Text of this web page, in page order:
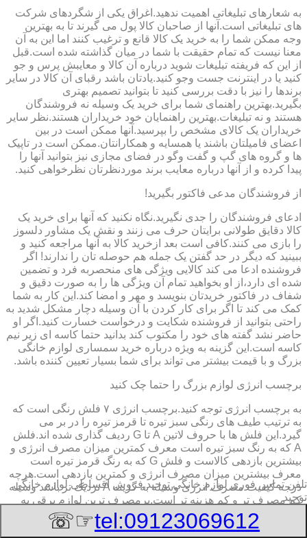
به شعارهای تبلیغاتی اهمیت ندهید.اغراق یکی از شگردهای شرکت
های تبلیغاتی است.آنها از صاحبان کالا پول می گیرند تا به بهترین
وجه ممکن شما را به خرید یک کالا قانع و ترغیب کنند اما این به آن
معنا نیست که تمام حقیقت با شما در میان گذاشته شده است.قبل
از این که فریفته تبلیغات شوید درباره آن کالا و معایبش پرس و جو
کنید یا در اینترنت جست وجو کنید.یادتان باشد رقبای آن کالا در سایر
برندها را نیز با دقت بررسی کنید تا بتوانید تصمیم بهتری
بگیرید.بهترین راهنمای شما برای خرید یک وسیله نه فروشندگان
هستند و نه تبلیغات.بهترین راهنمایان خود خریداران هستند.نظر سایر
خریداران یک کالای مشخص را بپرسید.آنها ممکن است در بین
اعضای فامیلتان باشند یا همسایه و همکارانتان.ممکن است در تاپیک
ها و گروه های گپ و گفت وگو در فضای مجازی نیز بتوانید آنها را
پیدا کرده و از آنها درباره معایب برند موردنظرتان نظرخواهی کنید.
از فروشندگان مدعی فاکتور بگیرید!
ادعای فروشندگان را جدی نگیرید.نگاه نکنید که آنها برای خرید یک
کالا دقایق طولانی برایتان حرف می زنند و نقش یک مشاور دلسوز
را بازی می کنند.کافی است بعد ازخرید کالا به آنها مراجعه کنید و
ببینید که دیگر در حد گفتن یک جمله هم حوصله تان را ندارند! اگر
فروشنده ادعا می کند کالایی ویژگی های منحصربه فرد و تضمین
شده ای دارد،از او بخواهید تمام آن ویژگی ها را به صورت دقیق و
شفاف در فاکتور خریدتان بنویسد و مهر و امضا کند.این کار به شما
کمک می کند تا اگر برای کار کردن با آن وسیله دچار مشکل شدید به
راحتی بتوانید از فروشنده شکایت و درخواست خسارت کنید.اگر او
حاضر نشد گفته های خود را مکتوب کند بدانید حتما کاسه ای زیر نیم
کاسه است.این گزینه به ویژه درباره خرید سمساری لوازم خانگی
بزرگ و با قیمت بیشتر می تواند برای شما بسیار تعیین کننده باشد.
برچسب انرژی لوازم بزرگ را حتما چک کنید
به برچسب انرژی توجه کنید.برچسب انرژی ٧ فلش رنگی است که
به ترتیب طیف های رنگی سبز تیره تا قرمز تیره را در بر می
گیرد.این فلش ها با حروف لاتین A تا G ردیف گذاری شده اند.فلش
A که به رنگ سبز تیره است معرف کمترین میزان مصرف انرژی و
بیشترین بازدهی کالاست و فلش G که به رنگ قرمز تیره است
معرف بیشترین میزان مصرف انرژی و کمترین بازدهی است.هرچه
درجه کیفیت مصرف انرژی وسیله به گزینه A نزدیک تر باشد وسیله
کم مصرف تر و کم هزینه تر است.پرمصرف ترین لوازم برقی به
ترتیب یخچال،ماشین لباسشویی،فریزر و ماشین ظرفشویی
است.دقت به برچسب انرژی برای این وسایل اهمیت بیشتری دارد.
تلفن تماس فوری لوازم خانگی توحید,فروش اقساطی لوازم خانگی
توحید
tel:09123069612
☞☏